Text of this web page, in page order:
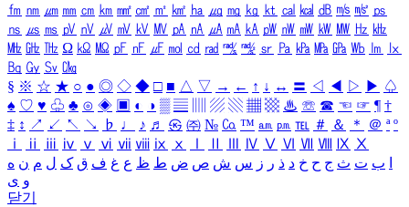
㎙ ㎚ ㎛ ㎜ ㎝ ㎞ ㎟ ㎠ ㎡ ㎢ ㏊ ㎍ ㎎ ㎏ ㏏ ㎈ ㎉ ㏈ ㎧ ㎨ ㎰
㎱ ㎲ ㎳ ㎴ ㎵ ㎶ ㎷ ㎸ ㎹ ㎀ ㎁ ㎂ ㎃ ㎄ ㎺ ㎻ ㎽ ㎾ ㎿ ㎐ ㎑
㎒ ㎓ ㎔ Ω ㏀ ㏁ ㎊ ㎋ ㎌ ㏖ ㏅ ㎭ ㎮ ㎯ ㏛ ㎩ ㎪ ㎫ ㎬ ㏝ ㏐
㏓
㏃ ㏉ ㏜ ㏆
§ ※ ☆ ★ ○ ● ◎ ◇ ◆ □ ■ △ ▽ → ← ↑ ↓ ↔ 〓 ◁ ◀ ▷ ▶ ♤
♠ ♡ ♥ ♧ ♣ ⊙ ◈ ▣ ◐ ◑ ▒ ▤ ▨ ▧ ▦ ▩ ♨ ☏ ☎ ☜ ☞ ¶ †
‡ ↕ ↗ ↙ ↖ ↘ ♭ ♩ ♪ ♬ ㉿ ㈜ № ㏇ ™ ㏂ ㏘ ℡ ＃ ＆ ＊ ＠ ª º
ⅰ
ⅱ ⅲ ⅳ ⅴ ⅵ ⅶ ⅷ ⅸ ⅹ Ⅳ Ⅴ Ⅵ Ⅶ Ⅷ Ⅸ Ⅹ
ب ت ث ج ح خ د ذ ر ز س ش ص ض ط ظ ع غ ف ق ک ل م ن ه
و ی
닫기